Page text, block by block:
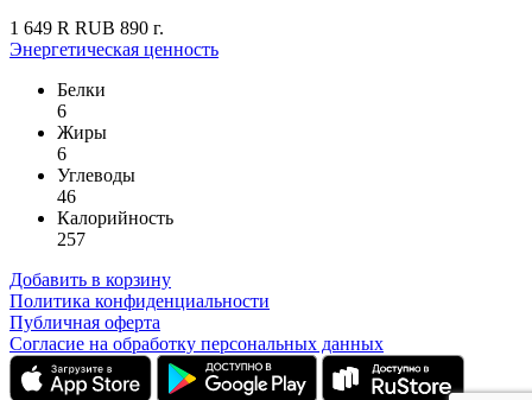
Энергетическая ценность
Белки
6
Жиры
6
Углеводы
46
Калорийность
257
1 649 R RUB 890 г.
Добавить в корзину
Политика конфиденциальности
Публичная оферта
Согласие на обработку персональных данных